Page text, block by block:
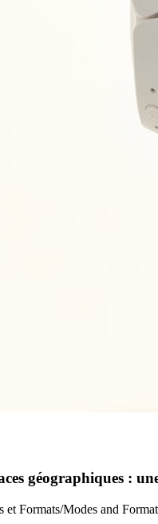
géographiques :
Formats/Modes and